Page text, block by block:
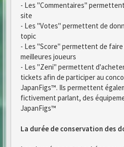
- Les "Commentaires"
site
- Les "Votes" permettent de
topic
- Les "Score" permettent de
meilleures joueurs
- Les "Zeni" permettent
tickets afin de participer au
JapanFigs™. Ils permettent
fictivement parlant, des
JapanFigs™
La durée de conservation des